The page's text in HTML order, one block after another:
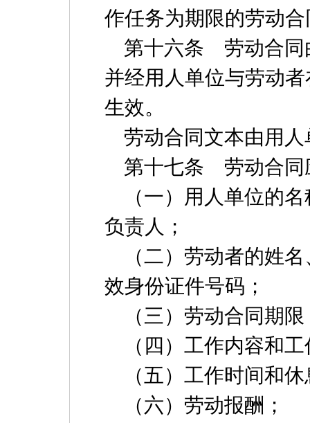
作任务为期限的劳动合
第十六条 劳动合同
并经用人单位与劳动
生效。
劳动合同文本由用人
第十七条 劳动合同
（一）用人单位的名
负责人；
（二）劳动者的姓名
效身份证件号码；
（三）劳动合同期限
（四）工作内容和工
（五）工作时间和休
（六）劳动报酬；